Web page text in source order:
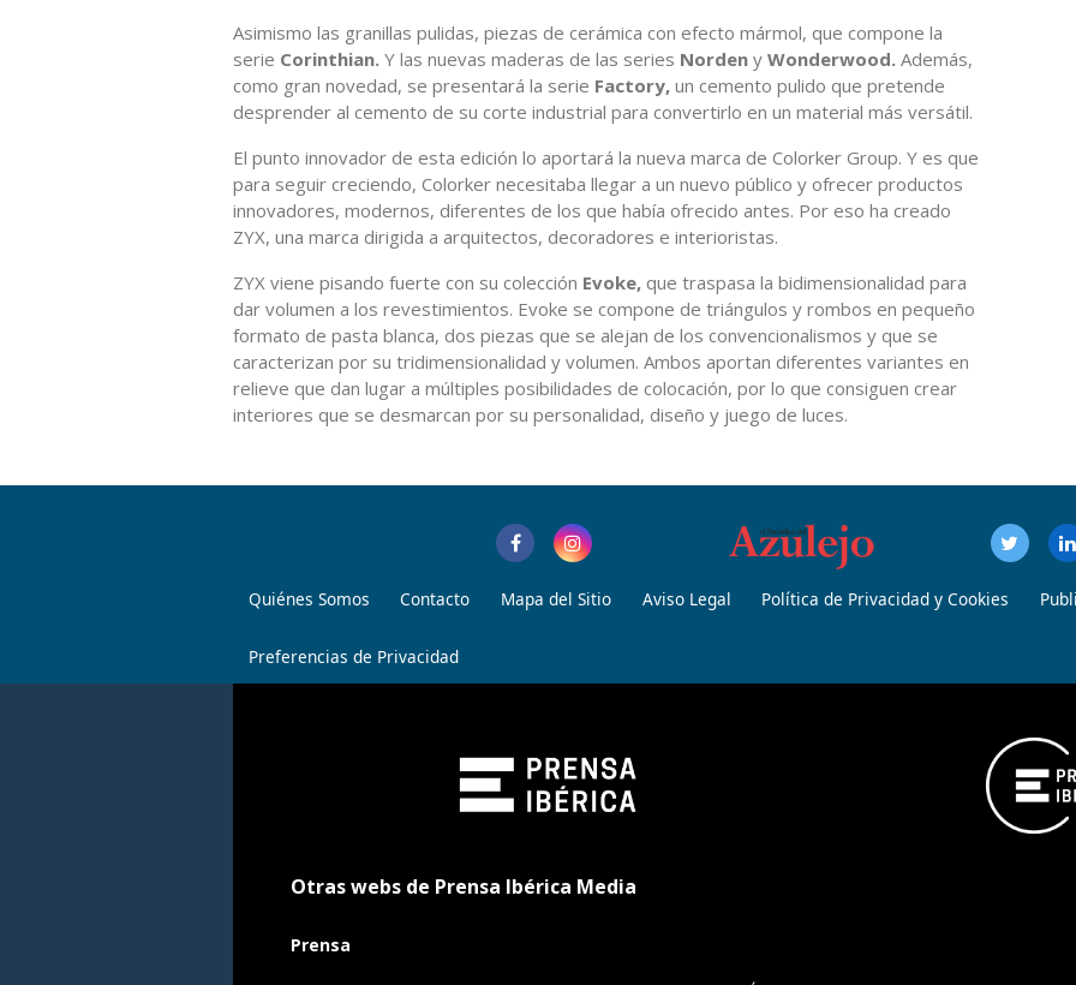
Asimismo las granillas pulidas, piezas de cerámica con efecto mármol, que compone la
serie Corinthian. Y las nuevas maderas de las series Norden y Wonderwood. Además,
como gran novedad, se presentará la serie Factory, un cemento pulido que pretende
desprender al cemento de su corte industrial para convertirlo en un material más versátil.
El punto innovador de esta edición lo aportará la nueva marca de Colorker Group. Y es que
para seguir creciendo, Colorker necesitaba llegar a un nuevo público y ofrecer productos
innovadores, modernos, diferentes de los que había ofrecido antes. Por eso ha creado
ZYX, una marca dirigida a arquitectos, decoradores e interioristas.
ZYX viene pisando fuerte con su colección Evoke, que traspasa la bidimensionalidad para
dar volumen a los revestimientos. Evoke se compone de triángulos y rombos en pequeño
formato de pasta blanca, dos piezas que se alejan de los convencionalismos y que se
caracterizan por su tridimensionalidad y volumen. Ambos aportan diferentes variantes en
relieve que dan lugar a múltiples posibilidades de colocación, por lo que consiguen crear
interiores que se desmarcan por su personalidad, diseño y juego de luces.
Quiénes Somos Contacto Mapa del Sitio Aviso Legal Política de Privacidad y Cookies
Preferencias de Privacidad
Otras webs de Prensa Ibérica Media
Prensa